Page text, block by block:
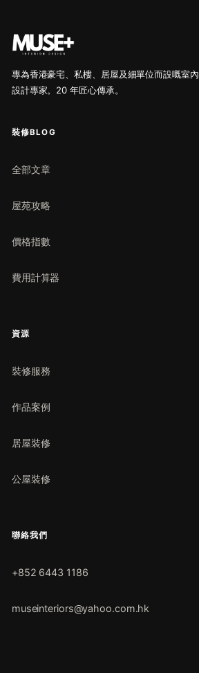
專為香港豪宅、私樓、居屋及細單位而設嘅室內
設計專家。20 年匠心傳承。
裝修BLOG
全部文章
屋苑攻略
價格指數
費用計算器
資源
裝修服務
作品案例
居屋裝修
公屋裝修
聯絡我們
+852 6443 1186
museinteriors@yahoo.com.hk